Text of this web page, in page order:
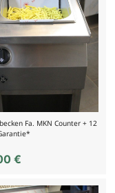
Fa. MKN Counter + 12
€